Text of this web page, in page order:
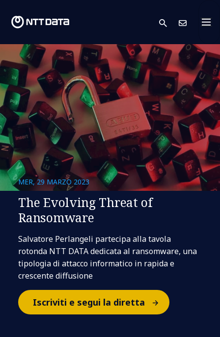
search
MER, 29 MARZO 2023
The Evolving Threat of
Ransomware
Salvatore Perlangeli partecipa alla tavola
rotonda NTT DATA dedicata al ransomware, una
tipologia di attacco informatico in rapida e
crescente diffusione
Iscriviti e segui la diretta